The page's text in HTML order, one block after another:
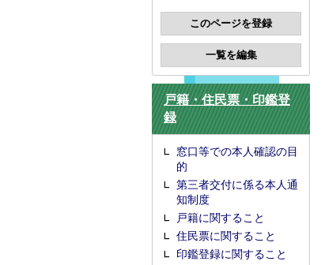
戸籍・住民票・印鑑登
録
窓口等での本人確認の目
的
第三者交付に係る本人通
知制度
戸籍に関すること
住民票に関すること
印鑑登録に関すること